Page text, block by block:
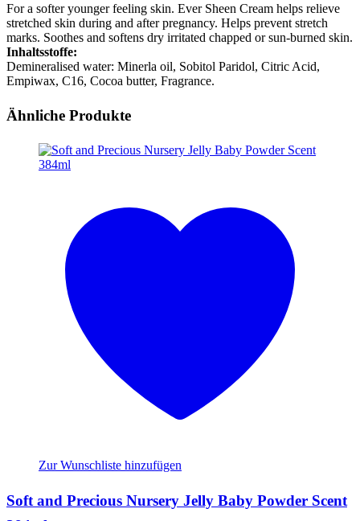
For a softer younger feeling skin. Ever Sheen Cream helps relieve
stretched skin during and after pregnancy. Helps prevent stretch
marks. Soothes and softens dry irritated chapped or sun-burned skin.
Inhaltsstoffe:
Demineralised water: Minerla oil, Sobitol Paridol, Citric Acid,
Empiwax, C16, Cocoa butter, Fragrance.
Ähnliche Produkte
Zur Wunschliste hinzufügen
Soft and Precious Nursery Jelly Baby Powder Scent